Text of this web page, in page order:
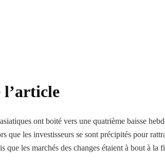
l’article
ont boité vers une quatrième baisse
que les investisseurs se sont précipités pour
que les marchés des changes étaient à bout à la